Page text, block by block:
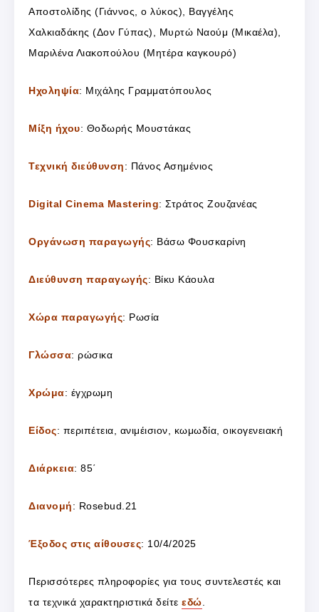
Αποστολίδης (Γιάννος, ο λύκος), Βαγγέλης
Χαλκιαδάκης (Δον Γύπας), Μυρτώ Ναούμ (Μικαέλα),
Μαριλένα Λιακοπούλου (Μητέρα καγκουρό)
Ηχοληψία: Μιχάλης Γραμματόπουλος
Μίξη ήχου: Θοδωρής Μουστάκας
Τεχνική διεύθυνση: Πάνος Ασημένιος
Digital Cinema Mastering: Στράτος Ζουζανέας
Οργάνωση παραγωγής: Βάσω Φουσκαρίνη
Διεύθυνση παραγωγής: Βίκυ Κάουλα
Χώρα παραγωγής: Ρωσία
Γλώσσα: ρώσικα
Χρώμα: έγχρωμη
Είδος: περιπέτεια, ανιμέισιον, κωμωδία, οικογενειακή
Διάρκεια: 85΄
Διανομή: Rosebud.21
Έξοδος στις αίθουσες: 10/4/2025
Περισσότερες πληροφορίες για τους συντελεστές και
τα τεχνικά χαρακτηριστικά δείτε εδώ